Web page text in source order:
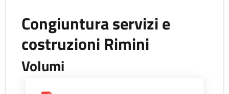
Congiuntura servizi e
costruzioni Rimini
Volumi